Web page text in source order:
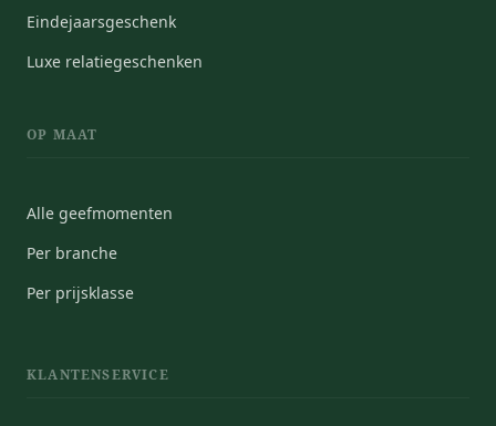
Eindejaarsgeschenk
Luxe relatiegeschenken
OP MAAT
Alle geefmomenten
Per branche
Per prijsklasse
KLANTENSERVICE